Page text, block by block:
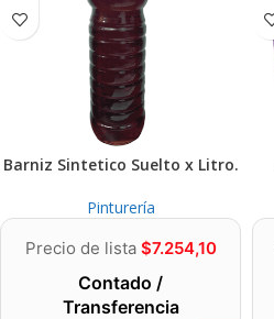
Barniz Sintetico Suelto x Litro.
Pinturería
Precio de lista $7.254,10
Contado /
Transferencia